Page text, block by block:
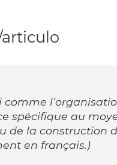
spécifique au
la construction
en français.)